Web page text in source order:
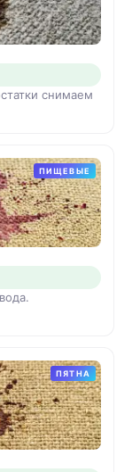
снимаем
ПИЩЕВЫЕ
ПЯТНА